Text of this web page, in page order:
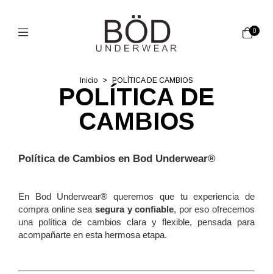
0
Inicio > POLÍTICA DE CAMBIOS
POLÍTICA DE
CAMBIOS
Política de Cambios en Bod Underwear®
En Bod Underwear® queremos que tu experiencia de
compra online sea segura y confiable, por eso ofrecemos
una política de cambios clara y flexible, pensada para
acompañarte en esta hermosa etapa.